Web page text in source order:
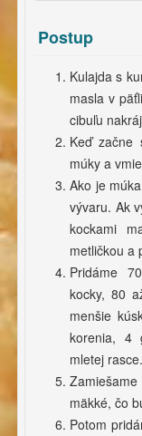
Postup
Kulajda s
masla v
cibuľu
Keď začne
múky a
Ako je
vývaru. Ak
kockami
metličkou a
Pridáme
kocky, 80
menšie
korenia, 4
mletej rasce.
mäkké, čo
Potom